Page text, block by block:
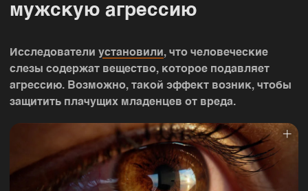
мужскую агрессию
Исследователи установили, что человеческие
слезы содержат вещество, которое подавляет
агрессию. Возможно, такой эффект возник, чтобы
защитить плачущих младенцев от вреда.